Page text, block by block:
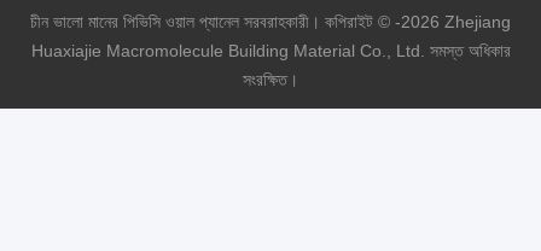
চীন ভালো মানের পিভিসি ওয়াল প্যানেল সরবরাহকারী। কপিরাইট © -2026 Zhejiang
Huaxiajie Macromolecule Building Material Co., Ltd. সমস্ত অধিকার
সংরক্ষিত।